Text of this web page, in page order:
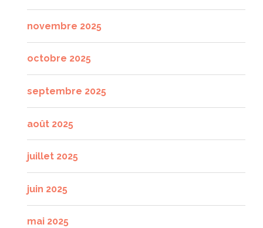
novembre 2025
octobre 2025
septembre 2025
août 2025
juillet 2025
juin 2025
mai 2025